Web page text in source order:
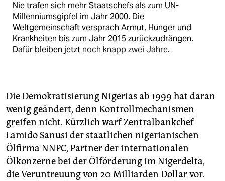
Nie trafen sich mehr Staatschefs als zum UN-
Millenniumsgipfel im Jahr 2000. Die
Weltgemeinschaft versprach Armut, Hunger und
Krankheiten bis zum Jahr 2015 zurückzudrängen.
Dafür bleiben jetzt noch knapp zwei Jahre.
Die Demokratisierung Nigerias ab 1999 hat daran
wenig geändert, denn Kontrollmechanismen
greifen nicht. Kürzlich warf Zentralbankchef
Lamido Sanusi der staatlichen nigerianischen
Ölfirma NNPC, Partner der internationalen
Ölkonzerne bei der Ölförderung im Nigerdelta,
die Veruntreuung von 20 Milliarden Dollar vor.